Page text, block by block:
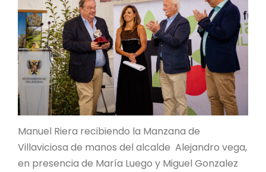
Manuel Riera recibiendo la Manzana de
Villaviciosa de manos del alcalde Alejandro vega,
en presencia de María Luego y Miguel Gonzalez